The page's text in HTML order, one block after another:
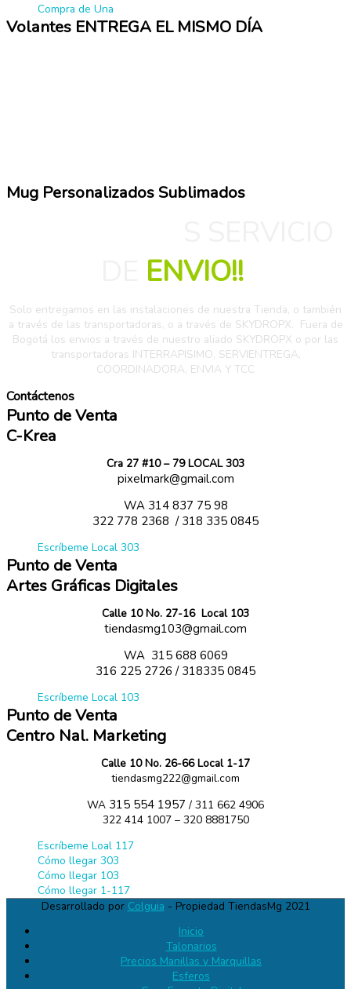
Compra de Una
Volantes ENTREGA EL MISMO DÍA
Mug Personalizados Sublimados
ENVIO!!
Solo entregamos en las instalaciones de nuestra Tienda, o también
a través de las transportadoras, o a través de SKYDROPX. Fuera de
Bogotá los envios a través de nuestro aliado SKYDROPX o por las
transportadoras INTERRAPISIMO, SERVIENTREGA,
COORDINADORA, ENVIA Y TCC
Contáctenos
Punto de Venta
C-Krea
Cra 27 #10 – 79 LOCAL 303
pixelmark@gmail.com
WA 314 837 75 98
322 778 2368 / 318 335 0845
Escríbeme Local 303
Punto de Venta
Artes Gráficas Digitales
Calle 10 No. 27-16 Local 103
tiendasmg103@gmail.com
WA 315 688 6069
316 225 2726 / 318335 0845
Escríbeme Local 103
Punto de Venta
Centro Nal. Marketing
Calle 10 No. 26-66 Local 1-17
tiendasmg222@gmail.com
WA 315 554 1957 / 311 662 4906
322 414 1007 – 320 8881750
Escríbeme Loal 117
Cómo llegar 303
Cómo llegar 103
Cómo llegar 1-117
Desarrollado por Colguia - Propiedad TiendasMg 2021
Inicio
Talonarios
Precios Manillas y Marquillas
Esferos